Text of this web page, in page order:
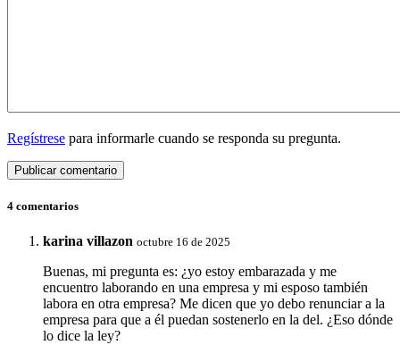
Regístrese para informarle cuando se responda su pregunta.
4 comentarios
karina villazon octubre 16 de 2025
Buenas, mi pregunta es: ¿yo estoy embarazada y me
encuentro laborando en una empresa y mi esposo también
labora en otra empresa? Me dicen que yo debo renunciar a la
empresa para que a él puedan sostenerlo en la del. ¿Eso dónde
lo dice la ley?